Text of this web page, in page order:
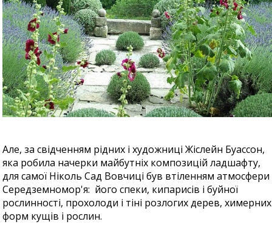
Але, за свідченням рідних і художниці Жіслейн Буассон,
яка робила начерки майбутніх композицій ладшафту,
для самої Ніколь Сад Вовчиці був втіленням атмосфери
Середземномор'я: його спеки, кипарисів і буйної
рослинності, прохолоди і тіні розлогих дерев, химерних
форм кущів і рослин.